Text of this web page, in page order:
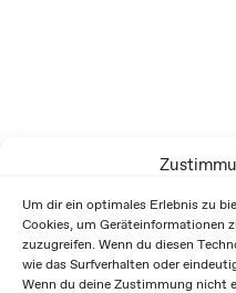
Um dir ein optimales Erlebnis zu
Cookies, um Geräteinformationen
zuzugreifen. Wenn du diesen
wie das Surfverhalten oder
Wenn du deine Zustimmung nicht